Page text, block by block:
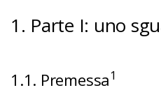
1. Parte I: uno
1.1. Premessa1